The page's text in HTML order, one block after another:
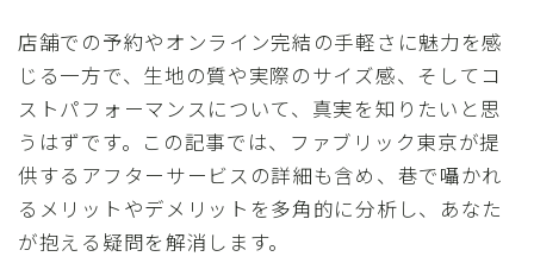
店舗での予約やオンライン完結の手軽さに魅力を感
じる一方で、生地の質や実際のサイズ感、そしてコ
ストパフォーマンスについて、真実を知りたいと思
うはずです。この記事では、ファブリック東京が提
供するアフターサービスの詳細も含め、巷で囁かれ
るメリットやデメリットを多角的に分析し、あなた
が抱える疑問を解消します。